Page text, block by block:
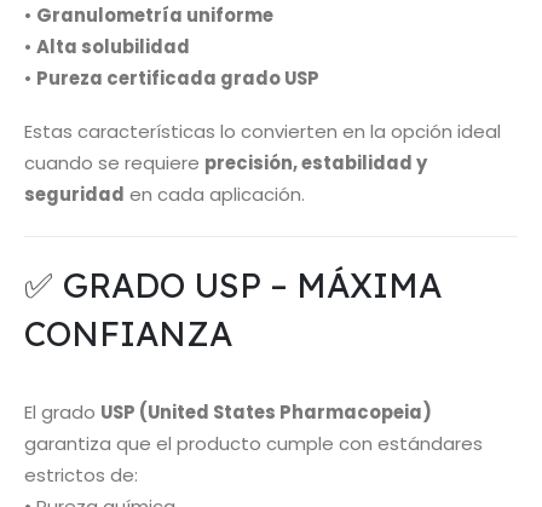
• Granulometría uniforme
• Alta solubilidad
• Pureza certificada grado USP
Estas características lo convierten en la opción ideal
cuando se requiere precisión, estabilidad y
seguridad en cada aplicación.
✅ GRADO USP – MÁXIMA
CONFIANZA
El grado USP (United States Pharmacopeia)
garantiza que el producto cumple con estándares
estrictos de: